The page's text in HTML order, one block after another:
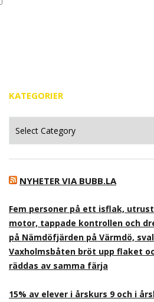
KATEGORIER
NYHETER VIA BUBB.LA
Fem personer på ett isflak,
motor, tappade kontrollen och
på Nämdöfjärden på Värmdö,
Vaxholmsbåten bröt upp flaket
räddas av samma färja
15% av elever i årskurs 9 och i